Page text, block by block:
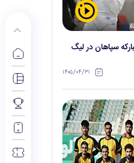
سپاهان در لیگ
۱۴۰۵/۰۴/۳۱